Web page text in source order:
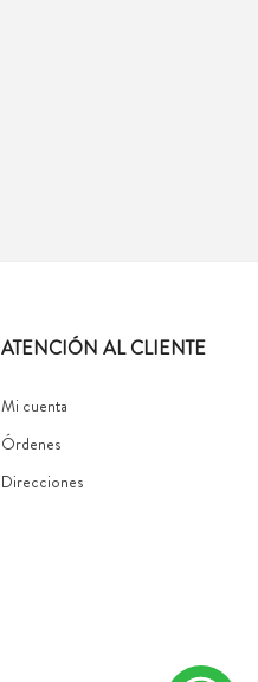
ATENCIÓN AL CLIENTE
Mi cuenta
Órdenes
Direcciones